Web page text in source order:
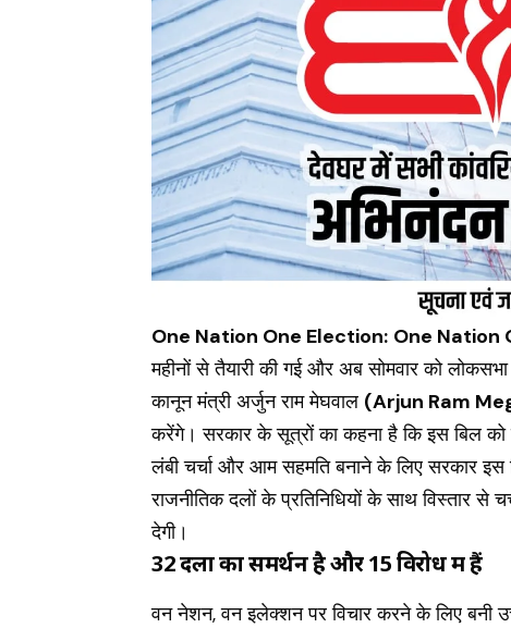
One Nation One Election: One Nation
महीनों से तैयारी की गई और अब सोमवार को
कानून मंत्री अर्जुन राम मेघवाल (Arjun Ram
करेंगे। सरकार के सूत्रों का कहना है कि इस बिल को
लंबी चर्चा और आम सहमति बनाने के लिए सरकार
राजनीतिक दलों के प्रतिनिधियों के साथ विस्तार
देगी।
32 दलों का समर्थन है और 15 विरोध में हैं
वन नेशन, वन इलेक्शन पर विचार करने के लिए बनी